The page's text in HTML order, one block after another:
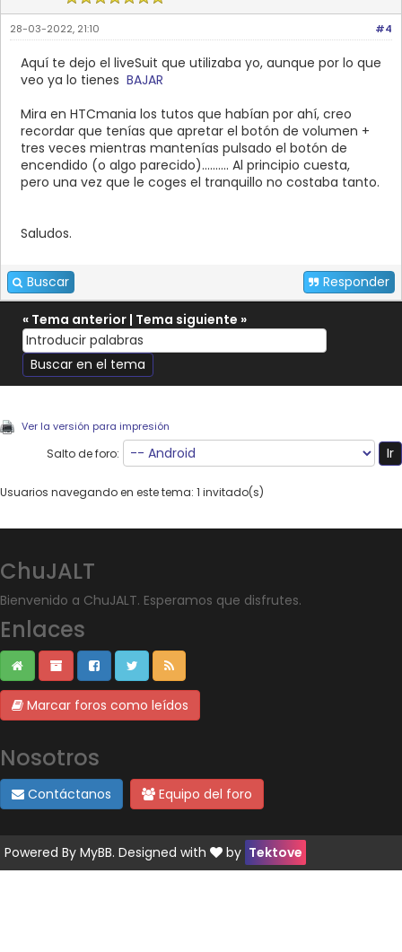
#4
28-03-2022, 21:10
Aquí te dejo el liveSuit que utilizaba yo, aunque por lo que
veo ya lo tienes BAJAR
Mira en HTCmania los tutos que habían por ahí, creo
recordar que tenías que apretar el botón de volumen +
tres veces mientras mantenías pulsado el botón de
encendido (o algo parecido).......... Al principio cuesta,
pero una vez que le coges el tranquillo no costaba tanto.
Saludos.
Buscar Responder
« Tema anterior | Tema siguiente »
Ver la versión para impresión
Salto de foro:
Usuarios navegando en este tema: 1 invitado(s)
ChuJALT
Bienvenido a ChuJALT. Esperamos que disfrutes.
Enlaces
Marcar foros como leídos
Nosotros
Contáctanos Equipo del foro
Powered By MyBB. Designed with by Tektove